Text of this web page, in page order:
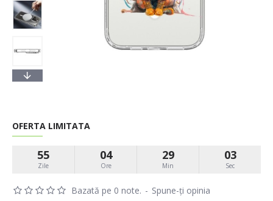
Bazată pe 0 note. - Spune-ţi opinia
OFERTA LIMITATA
55
Zile
04
Ore
29
Min
02
Sec